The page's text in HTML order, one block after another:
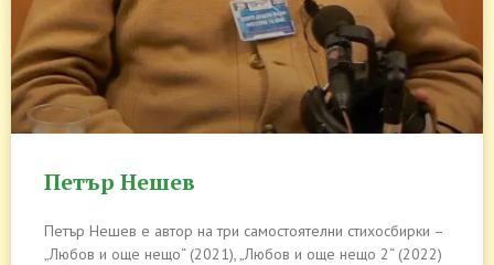
Петър Нешев
Петър Нешев е автор на три самостоятелни стихосбирки –
„Любов и още нещо“ (2021), „Любов и още нещо 2“ (2022)